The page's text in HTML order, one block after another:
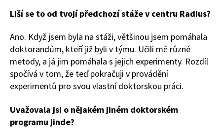
Liší se to od tvojí předchozí stáže v centru Radius?
Ano. Když jsem byla na stáži, většinou jsem pomáhala
doktorandům, kteří již byli v týmu. Učili mě různé
metody, a já jim pomáhala s jejich experimenty. Rozdíl
spočívá v tom, že teď pokračuji v provádění
experimentů pro svou vlastní doktorskou práci.
Uvažovala jsi o nějakém jiném doktorském
programu jinde?